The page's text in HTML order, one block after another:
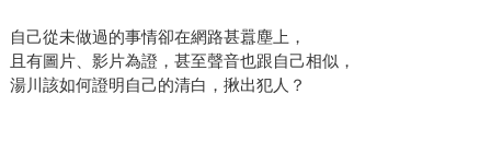
業則著重在最佳化生產，甚至利用法律漏洞來降低成本。便
宜的商品、過度的消費，形成拋棄式社會，而我們就快要被
自己的垃圾淹沒。量子經濟的消費者會轉為使用者，購買企
自己從未做過的事情卻在網路甚囂塵上，
且有圖片、影片為證，甚至聲音也跟自己相似，
湯川該如何證明自己的清白，揪出犯人？